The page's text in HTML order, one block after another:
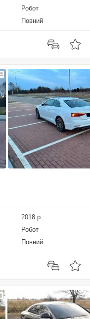
Робот
Повний
2018 р.
Робот
Повний